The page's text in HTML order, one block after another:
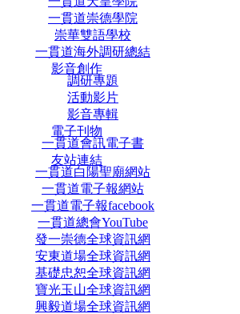
一貫道崇德學院
崇華雙語學校
一貫道海外調研總結
影音創作
調研專題
活動影片
影音專輯
電子刊物
一貫道會訊電子書
友站連結
一貫道白陽聖廟網站
一貫道電子報網站
一貫道電子報facebook
一貫道總會YouTube
發一崇德全球資訊網
安東道場全球資訊網
基礎忠恕全球資訊網
寶光玉山全球資訊網
興毅道場全球資訊網